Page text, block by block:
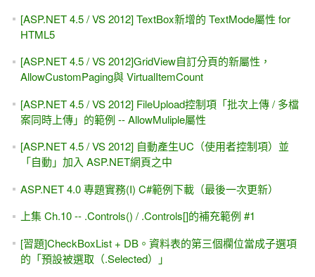
[ASP.NET 4.5 / VS 2012] TextBox新增的 TextMode屬性 for
HTML5
[ASP.NET 4.5 / VS 2012]GridView自訂分頁的新屬性，
AllowCustomPaging與 VirtualItemCount
[ASP.NET 4.5 / VS 2012] FileUpload控制項「批次上傳 / 多檔
案同時上傳」的範例 -- AllowMuliple屬性
[ASP.NET 4.5 / VS 2012] 自動產生UC（使用者控制項）並
「自動」加入 ASP.NET網頁之中
ASP.NET 4.0 專題實務(I) C#範例下載（最後一次更新）
上集 Ch.10 -- .Controls() / .Controls[]的補充範例 #1
[習題]CheckBoxList + DB。資料表的第三個欄位當成子選項
的「預設被選取（.Selected）」